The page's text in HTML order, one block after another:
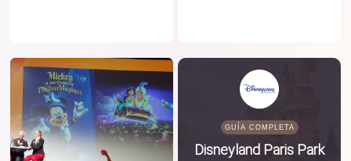
GUÍA COMPLETA
Disneyland Paris Park